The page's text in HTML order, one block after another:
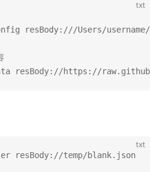
txt
resBody:///Users/
resBody://https://
txt
resBody://temp/blank.json